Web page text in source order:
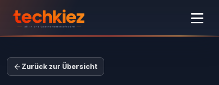
Zurück zur Übersicht